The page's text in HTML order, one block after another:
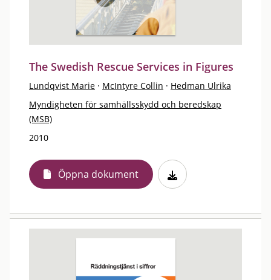
The Swedish Rescue Services in Figures
Lundqvist Marie · McIntyre Collin · Hedman Ulrika
Myndigheten för samhällsskydd och beredskap
(MSB)
2010
Öppna dokument